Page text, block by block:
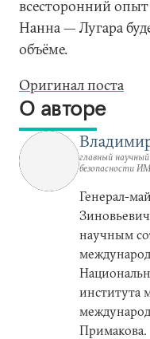
всесторонний
Нанна — Лугара
объёме.
Оригинал поста
О авторе
главный
безопасности
Генерал-
научным
института
Примакова.